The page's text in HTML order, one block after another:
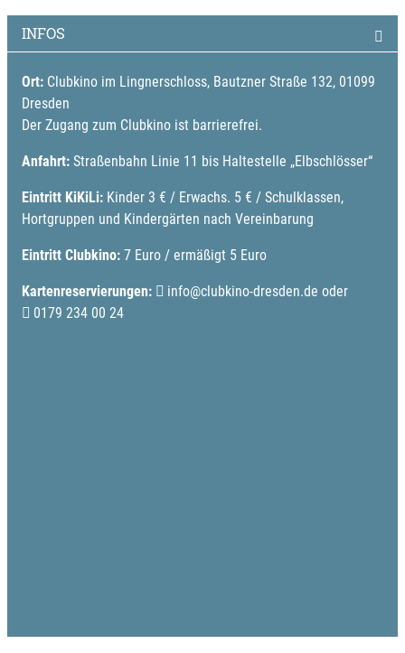
INFOS
Ort: Clubkino im Lingnerschloss, Bautzner Straße 132, 01099
Dresden
Der Zugang zum Clubkino ist barrierefrei.
Anfahrt: Straßenbahn Linie 11 bis Haltestelle „Elbschlösser“
Eintritt KiKiLi: Kinder 3 € / Erwachs. 5 € / Schulklassen,
Hortgruppen und Kindergärten nach Vereinbarung
Eintritt Clubkino: 7 Euro / ermäßigt 5 Euro
Kartenreservierungen: info@clubkino-dresden.de oder
0179 234 00 24